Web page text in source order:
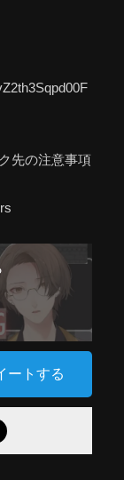
先の注意事項
ートする